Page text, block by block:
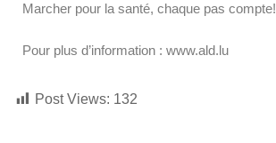
Marcher pour la santé, chaque pas compte!
Pour plus d’information : www.ald.lu
Post Views: 132